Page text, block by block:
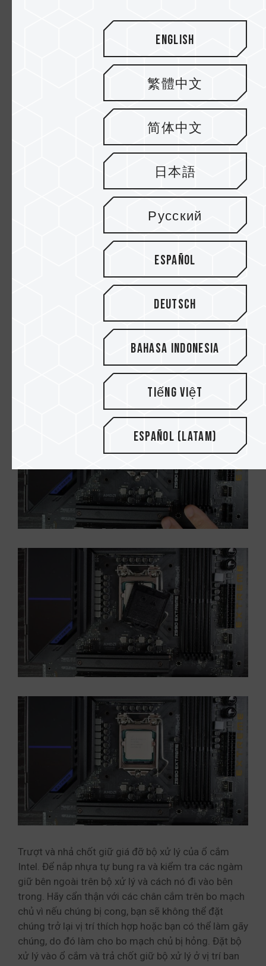
Trượt và nhả chốt giữ giá đỡ bộ xử lý của ổ cắm
Intel. Để nắp nhựa tự bung ra và kiểm tra các ngàm
giữ bên ngoài trên bộ xử lý và cách nó đi vào bên
trong. Hãy cẩn thận với các chân cắm trên bo mạch
chủ vì nếu chúng bị cong, bạn sẽ không thể đặt
chúng trở lại vị trí thích hợp hoặc bạn có thể làm gãy
chúng, do đó làm cho bo mạch chủ bị hỏng. Đặt bộ
xử lý vào ổ cắm và trả chốt giữ bộ xử lý ở vị trí ban
English
繁體中文
简体中文
日本語
Русский
Español
Deutsch
Bahasa Indonesia
Tiếng Việt
Español (Latam)